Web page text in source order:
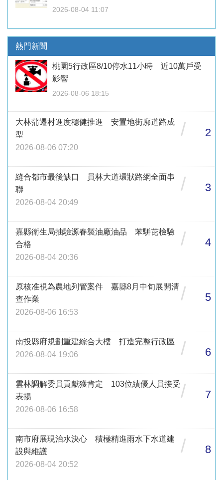
2026-08-04 11:07
熱門新聞
桃園5行政區8/10停水11小時 近10萬戶受
影響
2026-08-06 18:15
大林蒲遷村進度穩健推進 安置地街廓道路成
型
2026-08-06 07:20
/ 2
縫合都市最後缺口 員林大道環狀路網全面串
聯
2026-08-04 20:49
/ 3
嘉縣衛生局抽驗源春製油廠油品 苯駢芘檢驗
合格
2026-08-04 20:36
/ 4
原核准視為農地列管案件 嘉縣8月中旬展開清
查作業
2026-08-06 16:53
/ 5
南投縣府規劃重建綜合大樓 打造完整行政區
2026-08-04 19:06
/ 6
雲林調解委員貢獻獲肯定 103位績優人員接受
表揚
2026-08-06 16:58
/ 7
南市府展現治水決心 積極精進雨水下水道建
設與維護
2026-08-04 20:52
/ 8